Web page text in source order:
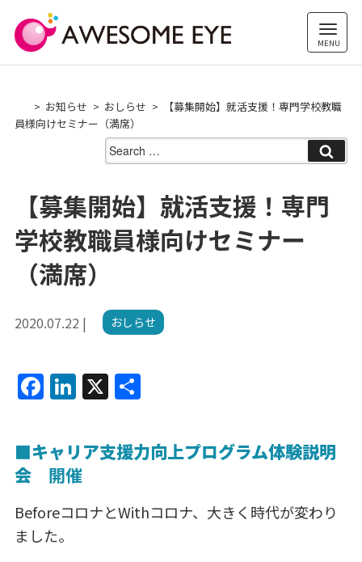
content
お知らせ おしらせ
【募集開始】就活支援！専門学校教職
員様向けセミナー（満席）
Search
for:
【募集開始】就活支援！専門
学校教職員様向けセミナー
（満席）
2020.07.22 | おしらせ
F
c
e
b
o
o
Li
k
e
dI
n
X 共
■キャリア支援力向上プログラム体験説明
会開催
BeforeコロナとWithコロナ、大きく時代が変わり
ました。